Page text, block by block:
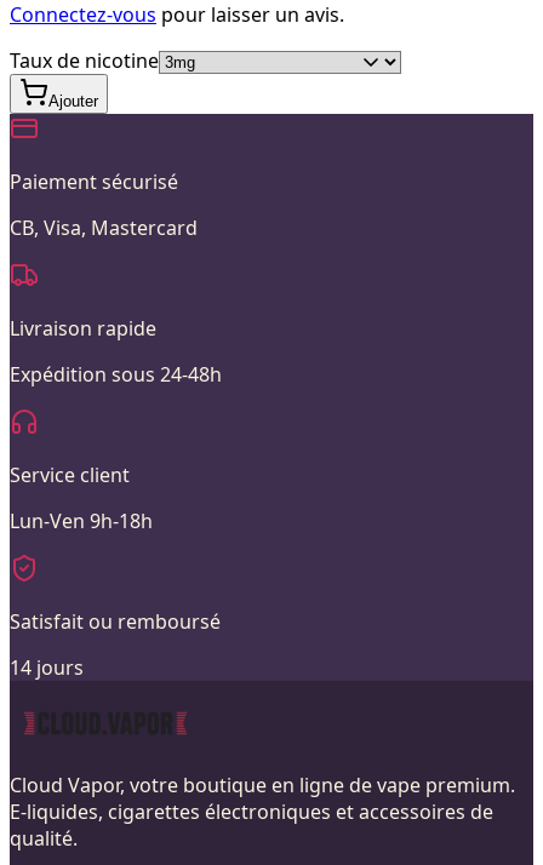
Connectez-vous pour laisser un avis.
Taux de nicotine
Ajouter
Paiement sécurisé
CB, Visa, Mastercard
Livraison rapide
Expédition sous 24-48h
Service client
Lun-Ven 9h-18h
Satisfait ou remboursé
14 jours
Cloud Vapor, votre boutique en ligne de vape premium.
E-liquides, cigarettes électroniques et accessoires de
qualité.